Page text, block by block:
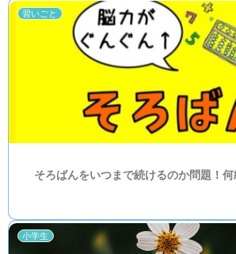
習いごと
そろばんをいつまで続けるのか問題！
小学生